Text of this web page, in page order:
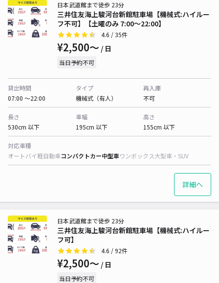
三井住友海上駿河台新館駐車場【機械式:ハイルー
フ不可】【土曜のみ 7:00～22:00】
日本武道館まで徒歩 23分
4.6 / 35件
¥2,500〜 / 日
当日予約不可
貸出時間
07:00 〜22:00
タイプ
機械式（有人）
再入庫
不可
長さ
530cm 以下
車幅
195cm 以下
高さ
155cm 以下
対応車種
オートバイ軽自動車コンパクトカー中型車ワンボックス大型車・SUV
詳細へ
三井住友海上駿河台新館駐車場【機械式:ハイルー
フ可】
日本武道館まで徒歩 23分
4.6 / 92件
¥2,500〜 / 日
当日予約不可